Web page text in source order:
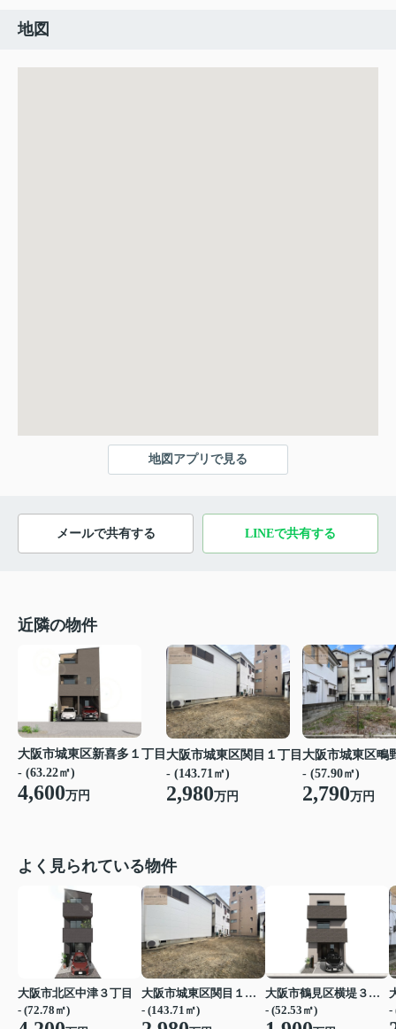
地図
地図アプリで見る
メールで共有する LINEで共有する
近隣の物件
大阪市城東区新喜多１丁目
- (63.22㎡)
4,600万円
大阪市城東区関目１丁目
- (143.71㎡)
2,980万円
大阪市城東区鴫
- (57.90㎡)
2,790万円
よく見られている物件
大阪市北区中津３丁目
- (72.78㎡)
大阪市城東区関目１丁目
- (143.71㎡)
大阪市鶴見区横堤３丁目
- (52.53㎡)
-